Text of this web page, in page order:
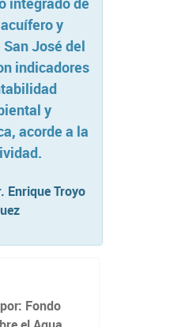
y
José del
indicadores
y
acorde a la
Enrique Troyo
Fondo